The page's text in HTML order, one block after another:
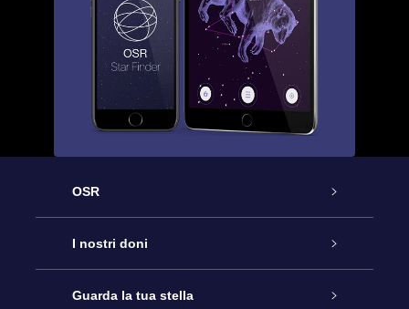
OSR
Assistenza
Contattaci
I nostri doni
Online Star Gift
Guarda la tua stella